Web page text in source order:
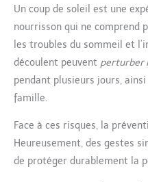
Un coup de soleil est une
nourrisson qui ne comprend
les troubles du sommeil et
découlent peuvent perturber
pendant plusieurs jours,
famille.
Face à ces risques, la
Heureusement, des gestes
de protéger durablement la